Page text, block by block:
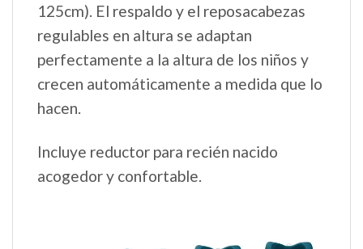
125cm). El respaldo y el reposacabezas
regulables en altura se adaptan
perfectamente a la altura de los niños y
crecen automáticamente a medida que lo
hacen.
Incluye reductor para recién nacido
acogedor y confortable.